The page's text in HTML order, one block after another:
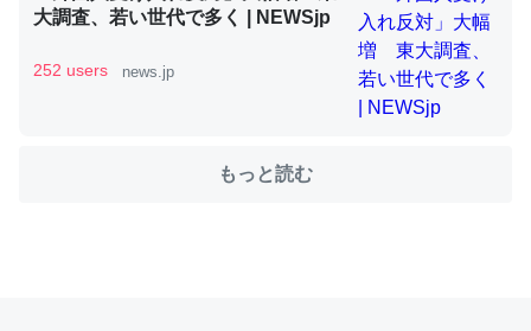
ちぼちRingも置こうかと画策中。あと、Googleマップで
大調査、若い世代で多く | NEWSjp
252 users news.jp
もっと読む